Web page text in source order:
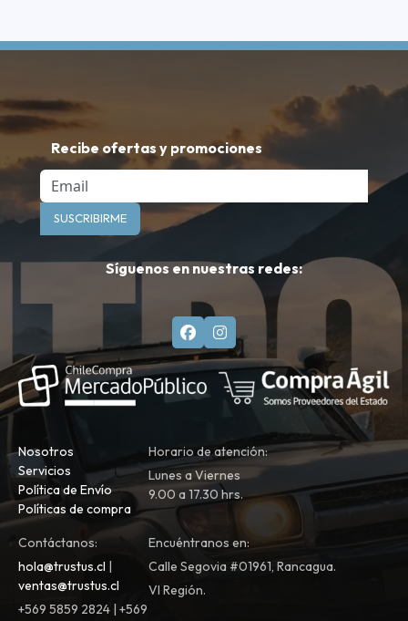
Recibe ofertas y promociones
Email
SUSCRIBIRME
Síguenos en nuestras redes:
Nosotros
Servicios
Política de Envío
Políticas de compra
Horario de atención:
Lunes a Viernes
9.00 a 17.30 hrs.
Contáctanos:
hola@trustus.cl |
ventas@trustus.cl
+569 5859 2824 | +569
Encuéntranos en:
Calle Segovia #01961, Rancagua.
VI Región.